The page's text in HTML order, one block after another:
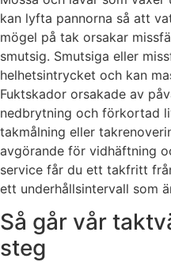
kan lyfta pannorna så att
mögel på tak orsakar
smutsig. Smutsiga eller
helhetsintrycket och kan
Fuktskador orsakade av
nedbrytning och förkortad
takmålning eller
avgörande för vidhäftning
service får du ett takfritt
ett underhållsintervall som
Så går vår
steg